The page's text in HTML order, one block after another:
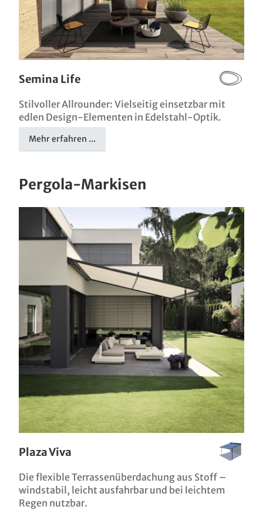
Semina Life
Stilvoller Allrounder: Vielseitig einsetzbar mit
edlen Design-Elementen in Edelstahl-Optik.
Mehr erfahren ...
Pergola-Markisen
Plaza Viva
Die flexible Terrassenüberdachung aus Stoff –
windstabil, leicht ausfahrbar und bei leichtem
Regen nutzbar.